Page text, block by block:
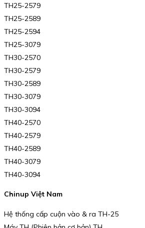
TH25-2579
TH25-2589
TH25-2594
TH25-3079
TH30-2570
TH30-2579
TH30-2589
TH30-3079
TH30-3094
TH40-2570
TH40-2579
TH40-2589
TH40-3079
TH40-3094
Chinup Việt Nam
Hệ thống cấp cuộn vào & ra TH-25